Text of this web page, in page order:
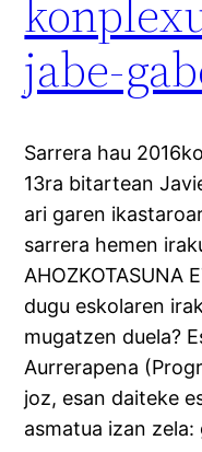
jabe-
Sarrera hau
13ra bitartean
ari garen
sarrera hemen
AHOZKOTASUNA
dugu eskolaren
mugatzen duela?
Aurrerapena
joz, esan daiteke
asmatua izan